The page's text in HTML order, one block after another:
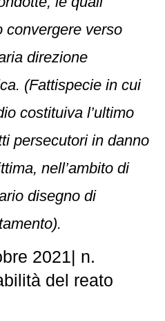
convergere verso
direzione
(Fattispecie in cui
costituiva l’ultimo
persecutori in danno
nell’ambito di
disegno di
2021| n.
del reato